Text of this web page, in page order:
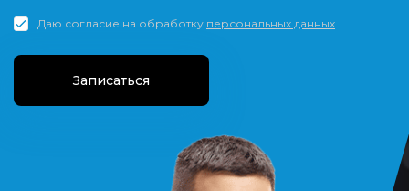
Даю согласие на обработку персональных данных
Записаться